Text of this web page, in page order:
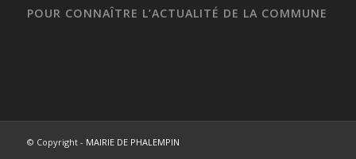
POUR CONNAÎTRE L’ACTUALITÉ DE LA COMMUNE
© Copyright - MAIRIE DE PHALEMPIN